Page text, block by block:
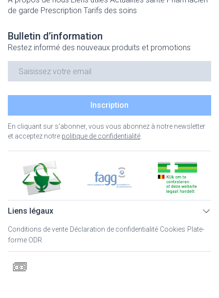
de garde Prescription Tarifs des soins
Bulletin d’information
Restez informé des nouveaux produits et promotions
Inscription
En cliquant sur s'abonner, vous vous abonnez à notre newsletter
et acceptez notre politique de confidentialité
Liens légaux
Conditions de vente Déclaration de confidentialité Cookies Plate-
forme ODR